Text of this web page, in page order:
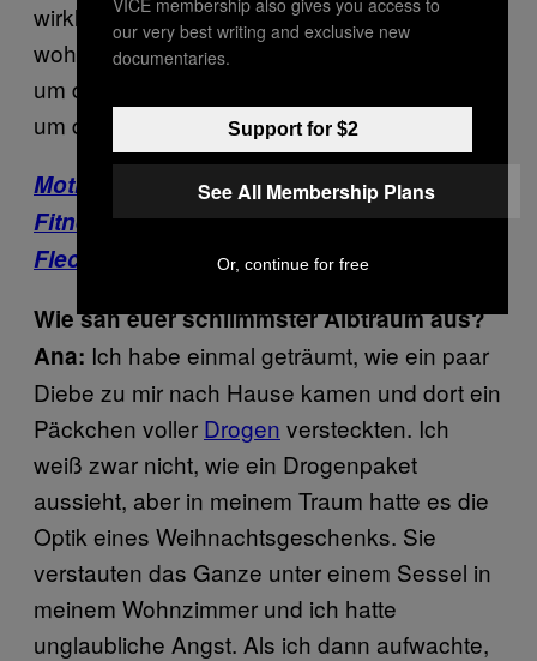
wirklich darüber nach, wie mein Gegenüber
wohl aussieht. In meinen Träumen geht es
um das, was jemand sagt oder tut, und nicht
um das optische Erscheinungsbild.
Motherboard: Mit einem kleinen Augen-
Fitnessprogramm könnt ihr euren blinden
Fleck reduzieren
Wie sah euer schlimmster Albtraum aus?
Ana: Ich habe einmal geträumt, wie ein paar
Diebe zu mir nach Hause kamen und dort ein
Päckchen voller Drogen versteckten. Ich
weiß zwar nicht, wie ein Drogenpaket
aussieht, aber in meinem Traum hatte es die
Optik eines Weihnachtsgeschenks. Sie
verstauten das Ganze unter einem Sessel in
meinem Wohnzimmer und ich hatte
unglaubliche Angst. Als ich dann aufwachte,
our very best writing and exclusive new
documentaries.
Support for $2
See All Membership Plans
Or, continue for free